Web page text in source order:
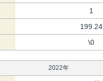
1
199.24
\0
2022年